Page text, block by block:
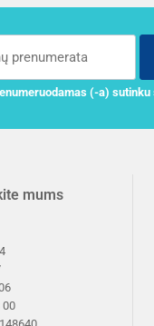
(-a) sutinku
mums
00